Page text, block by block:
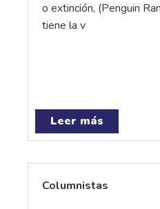
o extinción, (Penguin
tiene la v
Leer más
Columnistas